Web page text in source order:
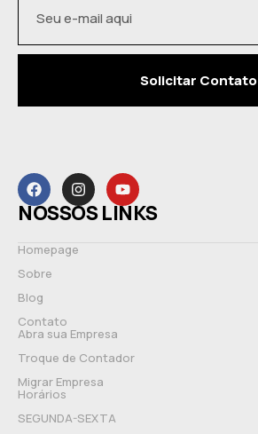
Solicitar Contato
NOSSOS LINKS
Homepage
Sobre
Blog
Contato
Abra sua Empresa
Troque de Contador
Migrar Empresa
Horários
SEGUNDA-SEXTA